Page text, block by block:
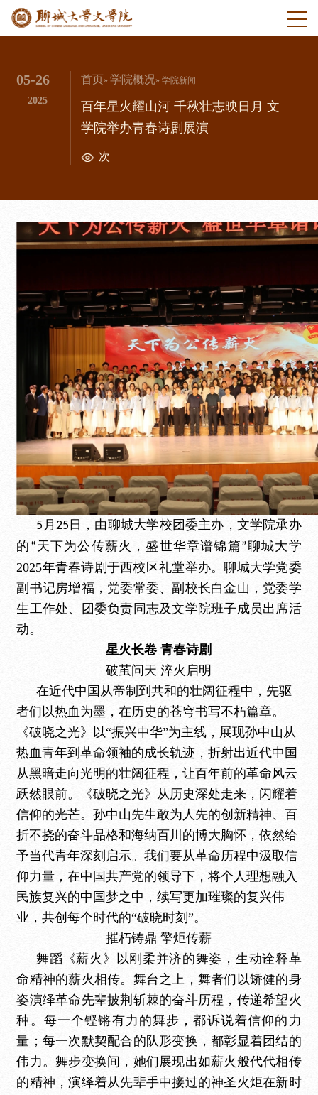
05-26
2025
首页»学院概况» 学院新闻
百年星火耀山河 千秋壮志映日月 文
学院举办青春诗剧展演
次
5 月 25 日，由聊城大学校团委主办，文学院承办
的 “天下为公传薪火，盛世华章谱锦篇”聊城大学
2025年青春诗剧于西校区礼堂举办。聊城大学党委
副书记房增福，党委常委、副校长白金山，党委学
生工作处、团委负责同志及文学院班子成员出席活
动。
星火长卷 青春诗剧
破茧问天 淬火启明
在近代中国从帝制到共和的壮阔征程中，先驱
者们以热血为墨，在历史的苍穹书写不朽篇章。
《破晓之光》以“振兴中华”为主线，展现孙中山从
热血青年到革命领袖的成长轨迹，折射出近代中国
从黑暗走向光明的壮阔征程，让百年前的革命风云
跃然眼前。《破晓之光》从历史深处走来，闪耀着
信仰的光芒。孙中山先生敢为人先的创新精神、百
折不挠的奋斗品格和海纳百川的博大胸怀，依然给
予当代青年深刻启示。我们要从革命历程中汲取信
仰力量，在中国共产党的领导下，将个人理想融入
民族复兴的中国梦之中，续写更加璀璨的复兴伟
业，共创每个时代的“破晓时刻”。
摧朽铸鼎 擎炬传薪
舞蹈《薪火》以刚柔并济的舞姿，生动诠释革
命精神的薪火相传。舞台之上，舞者们以矫健的身
姿演绎革命先辈披荆斩棘的奋斗历程，传递希望火
种。每一个铿锵有力的舞步，都诉说着信仰的力
量；每一次默契配合的队形变换，都彰显着团结的
伟力。舞步变换间，她们展现出如薪火般代代相传
的精神，演绎着从先辈手中接过的神圣火炬在新时